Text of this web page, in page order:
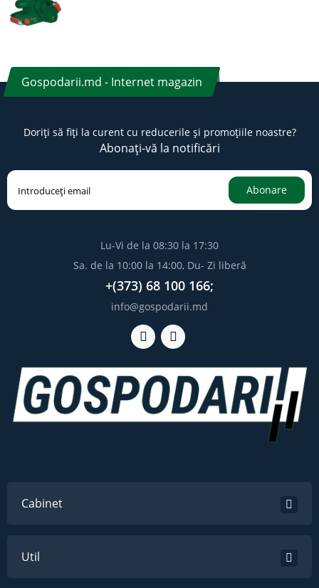
Gospodarii.md - Internet magazin
Doriți să fiți la curent cu reducerile și promoțiile noastre?
Abonați-vă la notificări
Abonare
Lu-Vi de la 08:30 la 17:30
Sa. de la 10:00 la 14:00, Du- Zi liberă
+(373) 68 100 166;
info@gospodarii.md
Cabinet
Util